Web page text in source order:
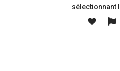
sélectionnant